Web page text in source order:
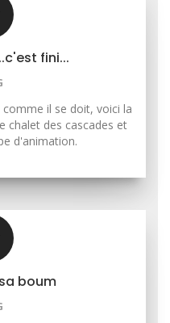
fini...
il se doit, voici la
chalet des cascades et
d'animation.
boum